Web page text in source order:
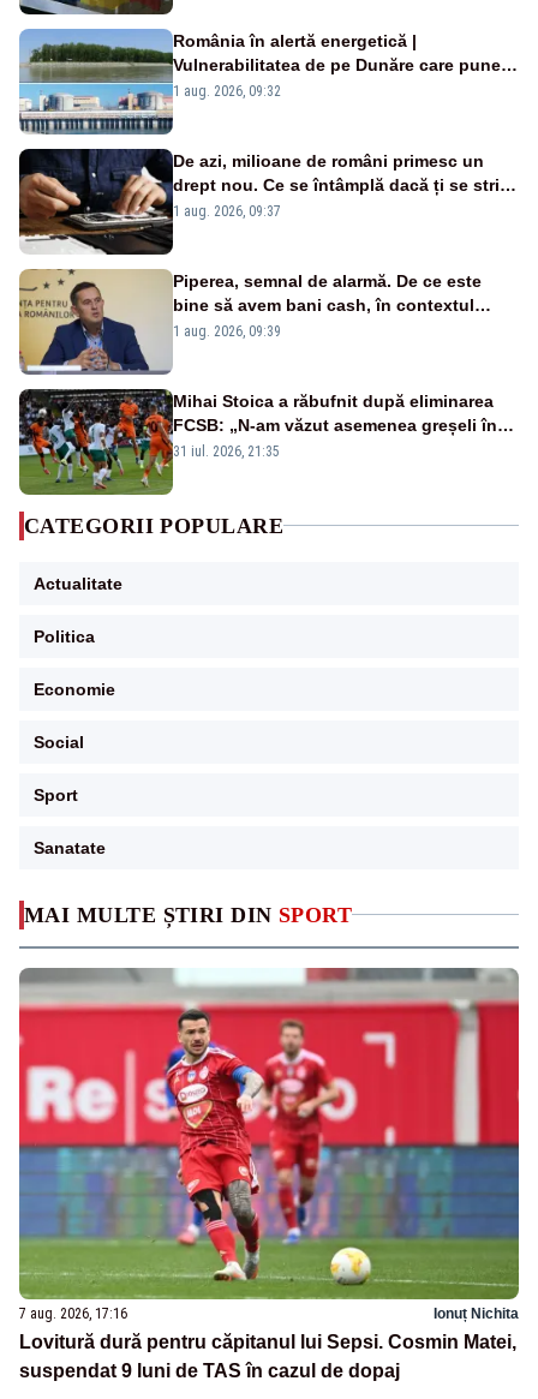
MAI MULTE ȘTIRI DIN SPORT
7 aug. 2026, 17:16 Ionuț Nichita
Lovitură dură pentru căpitanul lui Sepsi. Cosmin Matei,
suspendat 9 luni de TAS în cazul de dopaj
România în alertă energetică |
Vulnerabilitatea de pe Dunăre care pune
în pericol Centrala Cernavodă era
1 aug. 2026, 09:32
De azi, milioane de români primesc un
drept nou. Ce se întâmplă dacă ți se strică
un produs
1 aug. 2026, 09:37
Piperea, semnal de alarmă. De ce este
bine să avem bani cash, în contextul
alertei energetice?
1 aug. 2026, 09:39
Mihai Stoica a răbufnit după eliminarea
FCSB: „N-am văzut asemenea greșeli în
190 de meciuri europene”
31 iul. 2026, 21:35
CATEGORII POPULARE
Actualitate
Politica
Economie
Social
Sport
Sanatate